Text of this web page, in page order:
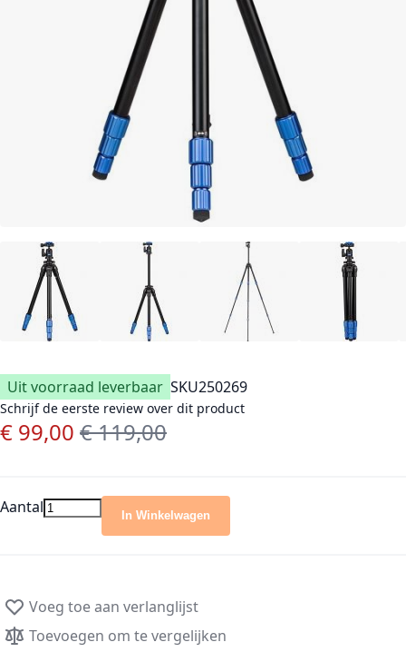
Uit voorraad leverbaar SKU250269
Schrijf de eerste review over dit product
Speciale prijs
€ 99,00 Normale prijs
€ 119,00
Aantal In Winkelwagen
Voeg toe aan verlanglijst
Toevoegen om te vergelijken